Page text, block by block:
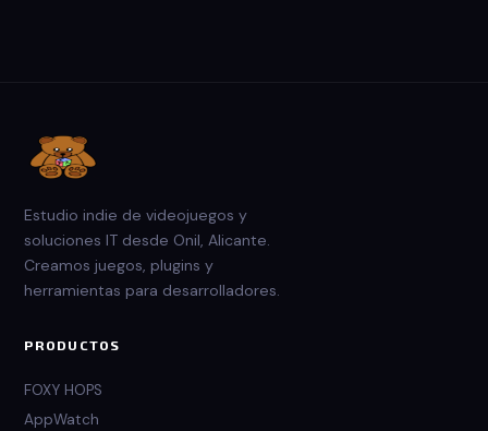
Estudio indie de videojuegos y
soluciones IT desde Onil, Alicante.
Creamos juegos, plugins y
herramientas para desarrolladores.
PRODUCTOS
FOXY HOPS
AppWatch